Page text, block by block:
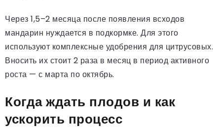
Через 1,5–2 месяца после появления всходов
мандарин нуждается в подкормке. Для этого
используют комплексные удобрения для цитрусовых.
Вносить их стоит 2 раза в месяц в период активного
роста — с марта по октябрь.
Когда ждать плодов и как
ускорить процесс